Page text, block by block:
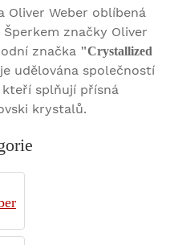
Oliver Weber oblíbená
značky Oliver
značka "Crystallized
udělována společností
splňují přísná
krystalů.